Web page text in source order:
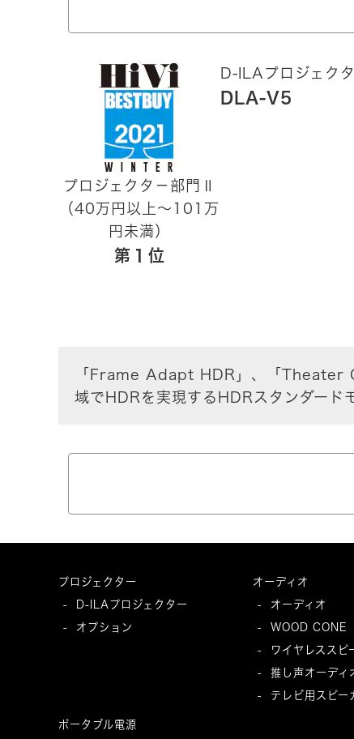
プロジェクタ－部門Ⅱ
（40万円以上～101万
円未満）
第１位
D-ILAプロジェク
DLA-V5
「Frame Adapt HDR」、「Theater
域でHDRを実現するHDRスタンダード
プロジェクター
- D-ILAプロジェクター
- オプション
オーディオ
- オーディオ
- WOOD CONE
- ワイヤレススピ
- 推し声オーディ
- テレビ用スピー
ポータブル電源